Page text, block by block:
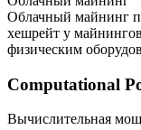
Облачный майнинг
хешрейт у
физическим
Computational
Вычислительная